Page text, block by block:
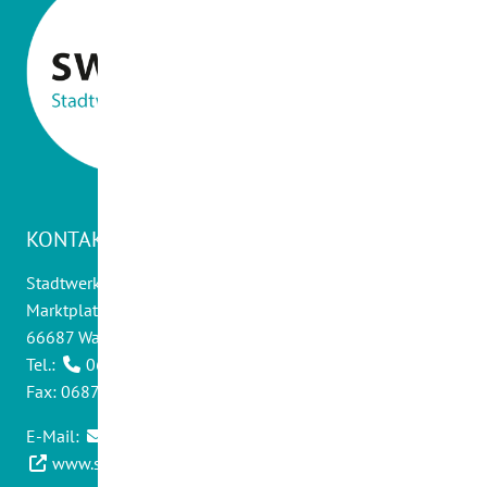
KONTAKT
Stadtwerke Wadern GmbH
Marktplatz 14
66687 Wadern
Tel.:
06871 - 9012 0
Fax: 06871 - 9012 30
E-Mail:
www.stadtwerke-wadern.de